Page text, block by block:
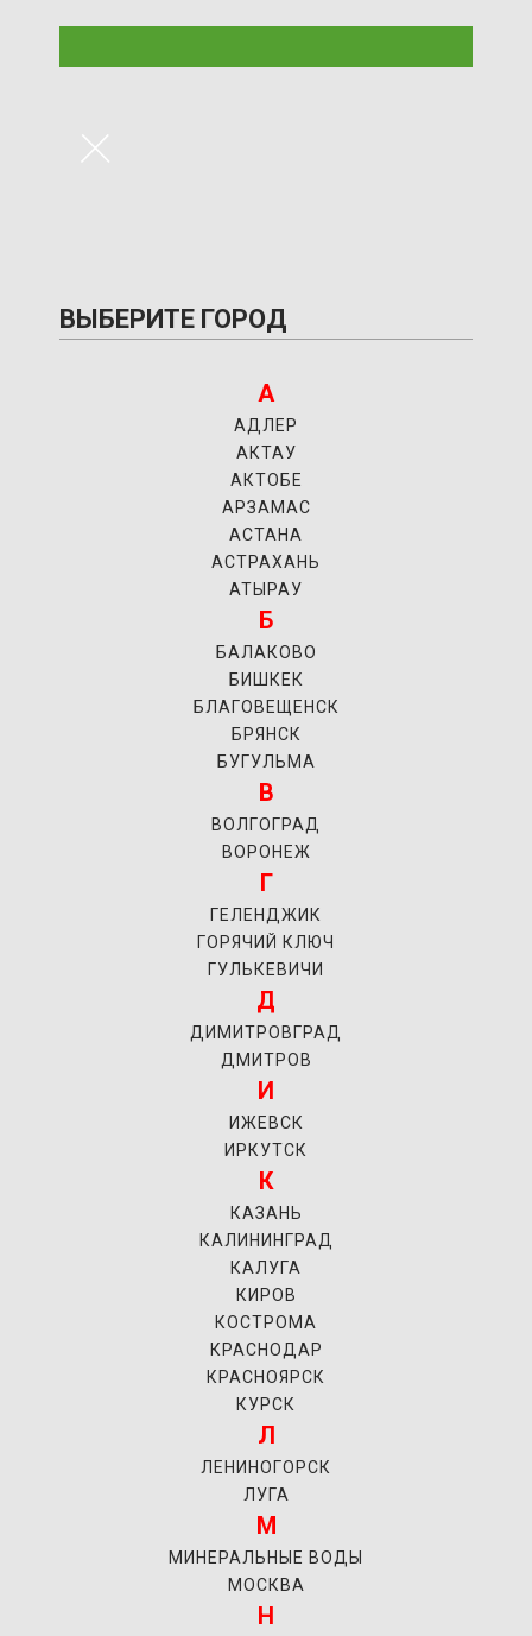
×
ВЫБЕРИТЕ ГОРОД
А
АДЛЕР
АКТАУ
АКТОБЕ
АРЗАМАС
АСТАНА
АСТРАХАНЬ
АТЫРАУ
Б
БАЛАКОВО
БИШКЕК
БЛАГОВЕЩЕНСК
БРЯНСК
БУГУЛЬМА
В
ВОЛГОГРАД
ВОРОНЕЖ
Г
ГЕЛЕНДЖИК
ГОРЯЧИЙ КЛЮЧ
ГУЛЬКЕВИЧИ
Д
ДИМИТРОВГРАД
ДМИТРОВ
И
ИЖЕВСК
ИРКУТСК
К
КАЗАНЬ
КАЛИНИНГРАД
КАЛУГА
КИРОВ
КОСТРОМА
КРАСНОДАР
КРАСНОЯРСК
КУРСК
Л
ЛЕНИНОГОРСК
ЛУГА
М
МИНЕРАЛЬНЫЕ ВОДЫ
МОСКВА
Н